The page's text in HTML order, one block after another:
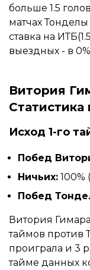
больше 1.5
матчах
ставка на
выездных - в
Витория
Исход 1-го
Побед
Ничьих: 100%
Побед
Витория
таймов против
проиграла и 3
тайме данных